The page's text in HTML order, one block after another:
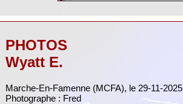
PHOTOS
Wyatt E.
Marche-En-Famenne (MCFA), le 29-11-2025
Photographe : Fred